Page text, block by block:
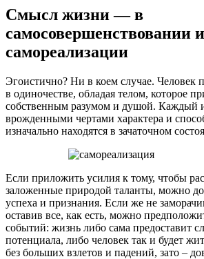
Смысл жизни — в
самосовершенствовании и
самореализации
Эгоистично? Ни в коем случае. Человек
в одиночестве, обладая телом, которое
собственным разумом и душой. Каждый
врожденными чертами характера и
изначально находятся в зачаточном
Если приложить усилия к тому, чтобы
заложенные природой таланты, можно
успеха и признания. Если же не
оставив все, как есть, можно
событий: жизнь либо сама предоставит
потенциала, либо человек так и будет
без больших взлетов и падений, зато –